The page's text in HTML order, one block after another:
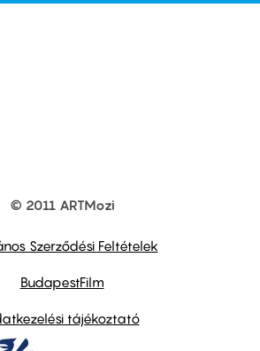
© 2011 ARTMozi
Szerződési Feltételek
BudapestFilm
tájékoztató